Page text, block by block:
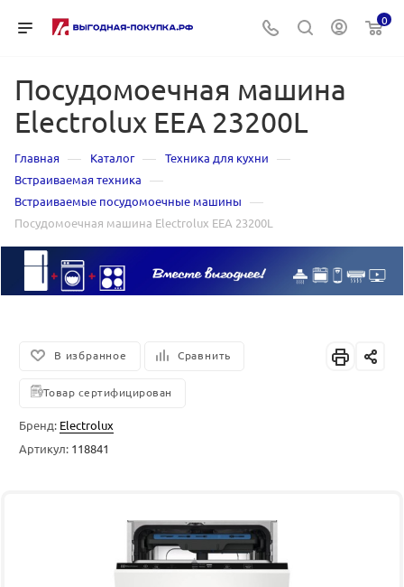
0
Посудомоечная машина
Electrolux EEA 23200L
Главная — Каталог — Техника для кухни —
Встраиваемая техника —
Встраиваемые посудомоечные машины —
Посудомоечная машина Electrolux EEA 23200L
В избранное Сравнить
Товар сертифицирован
Бренд: Electrolux
Артикул: 118841